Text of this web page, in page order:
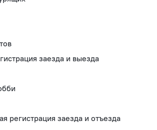
заезда и выезда
регистрация заезда и отъезда